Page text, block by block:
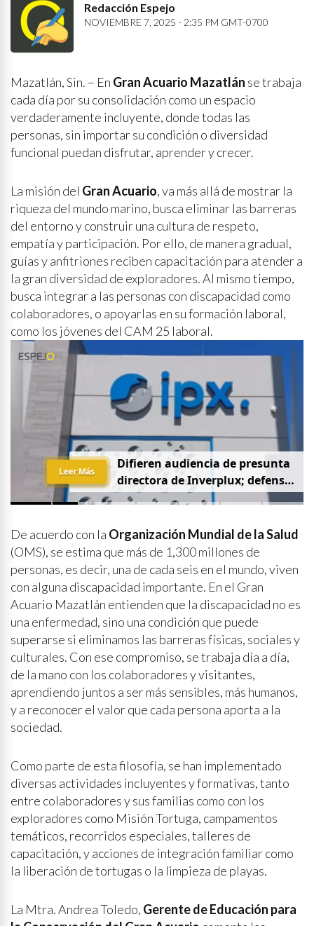
Redacción Espejo
NOVIEMBRE 7, 2025 - 2:35 PM GMT-0700
Mazatlán, Sin. – En Gran Acuario Mazatlán se trabaja
cada día por su consolidación como un espacio
verdaderamente incluyente, donde todas las
personas, sin importar su condición o diversidad
funcional puedan disfrutar, aprender y crecer.
La misión del Gran Acuario, va más allá de mostrar la
riqueza del mundo marino, busca eliminar las barreras
del entorno y construir una cultura de respeto,
empatía y participación. Por ello, de manera gradual,
guías y anfitriones reciben capacitación para atender a
la gran diversidad de exploradores. Al mismo tiempo,
busca integrar a las personas con discapacidad como
colaboradores, o apoyarlas en su formación laboral,
como los jóvenes del CAM 25 laboral.
Difieren audiencia de presunta
directora deInverplux; defensa
pidequeseaprivadaysin
Leer Más
De acuerdo con la Organización Mundial de la Salud
(OMS), se estima que más de 1,300 millones de
personas, es decir, una de cada seis en el mundo, viven
con alguna discapacidad importante. En el Gran
Acuario Mazatlán entienden que la discapacidad no es
una enfermedad, sino una condición que puede
superarse si eliminamos las barreras físicas, sociales y
culturales. Con ese compromiso, se trabaja día a día,
de la mano con los colaboradores y visitantes,
aprendiendo juntos a ser más sensibles, más humanos,
y a reconocer el valor que cada persona aporta a la
sociedad.
Como parte de esta filosofía, se han implementado
diversas actividades incluyentes y formativas, tanto
entre colaboradores y sus familias como con los
exploradores como Misión Tortuga, campamentos
temáticos, recorridos especiales, talleres de
capacitación, y acciones de integración familiar como
la liberación de tortugas o la limpieza de playas.
La Mtra. Andrea Toledo, Gerente de Educación para